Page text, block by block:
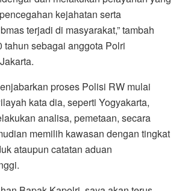
kejahatan serta
terjadi di masyarakat,” tambah
tahun sebagai anggota Polri
proses Polisi RW mulai
kata dia, seperti Yogyakarta,
analisa, pemetaan, secara
memilih kawasan dengan tingkat
ataupun catatan aduan